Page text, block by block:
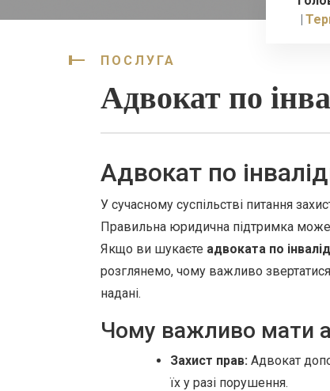
ПОСЛУГА
Адвокат по
Адвокат по
У сучасному суспільстві питання
Правильна юридична підтримка
Якщо ви шукаєте адвоката по
розглянемо, чому важливо
надані.
Чому важливо мати
Захист прав: Адвокат
їх у разі порушення.